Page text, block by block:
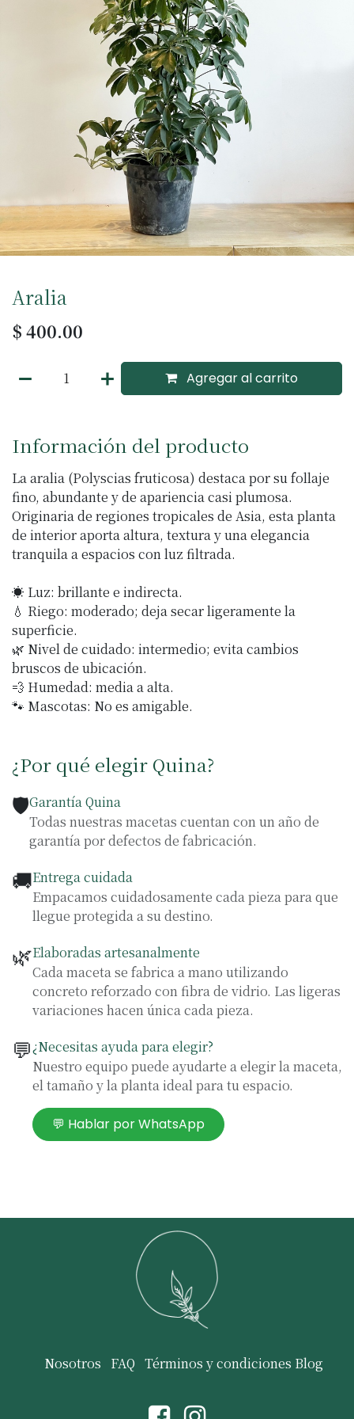
Aralia
$400.00
Agregar al carrito
Información del producto
La aralia (Polyscias fruticosa) destaca por su follaje
fino, abundante y de apariencia casi plumosa.
Originaria de regiones tropicales de Asia, esta planta
de interior aporta altura, textura y una elegancia
tranquila a espacios con luz filtrada.
☀️ Luz: brillante e indirecta.
💧 Riego: moderado; deja secar ligeramente la
superficie.
🌿 Nivel de cuidado: intermedio; evita cambios
bruscos de ubicación.
💨 Humedad: media a alta.
🐾 Mascotas: No es amigable.
¿Por qué elegir Quina?
🛡️Garantía Quina
Todas nuestras macetas cuentan con un año de
garantía por defectos de fabricación.
🚚Entrega cuidada
Empacamos cuidadosamente cada pieza para que
llegue protegida a su destino.
🌿Elaboradas artesanalmente
Cada maceta se fabrica a mano utilizando
concreto reforzado con fibra de vidrio. Las ligeras
variaciones hacen única cada pieza.
💬¿Necesitas ayuda para elegir?
Nuestro equipo puede ayudarte a elegir la maceta,
el tamaño y la planta ideal para tu espacio.
💬 Hablar por WhatsApp
Nosotros FAQ Términos y condiciones Blog